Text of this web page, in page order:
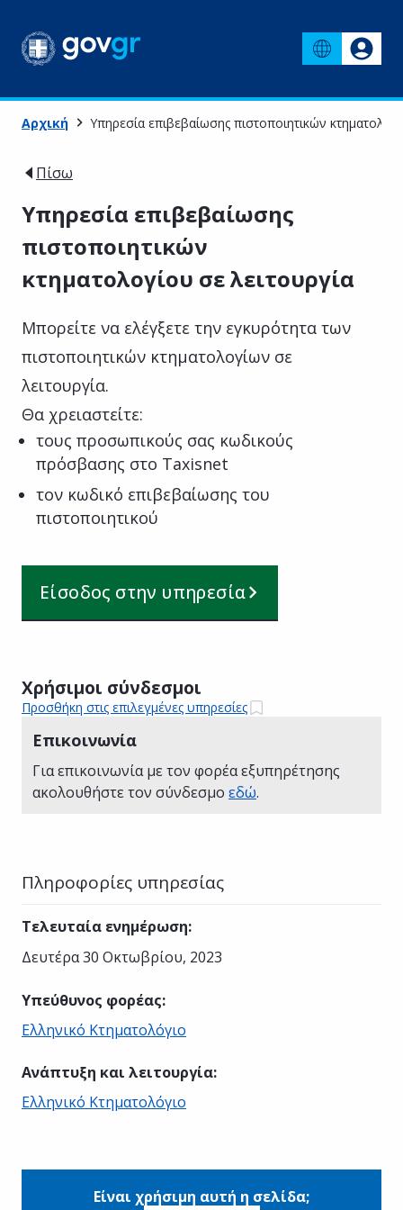
Αρχική Υπηρεσία επιβεβαίωσης πιστοποιητικών
Πίσω
Υπηρεσία επιβεβαίωσης
πιστοποιητικών
κτηματολογίου σε λειτουργία
Μπορείτε να ελέγξετε την εγκυρότητα των
πιστοποιητικών κτηματολογίων σε
λειτουργία.
Θα χρειαστείτε:
τους προσωπικούς σας κωδικούς
πρόσβασης στο Taxisnet
τον κωδικό επιβεβαίωσης του
πιστοποιητικού
Είσοδος στην υπηρεσία
Χρήσιμοι σύνδεσμοι
Προσθήκη στις επιλεγμένες υπηρεσίες
Επικοινωνία
Για επικοινωνία με τον φορέα εξυπηρέτησης
ακολουθήστε τον σύνδεσμο εδώ.
Πληροφορίες υπηρεσίας
Τελευταία ενημέρωση:
Δευτέρα 30 Οκτωβρίου, 2023
Υπεύθυνος φορέας:
Ελληνικό Κτηματολόγιο
Ανάπτυξη και λειτουργία:
Ελληνικό Κτηματολόγιο
Είναι χρήσιμη αυτή η σελίδα;